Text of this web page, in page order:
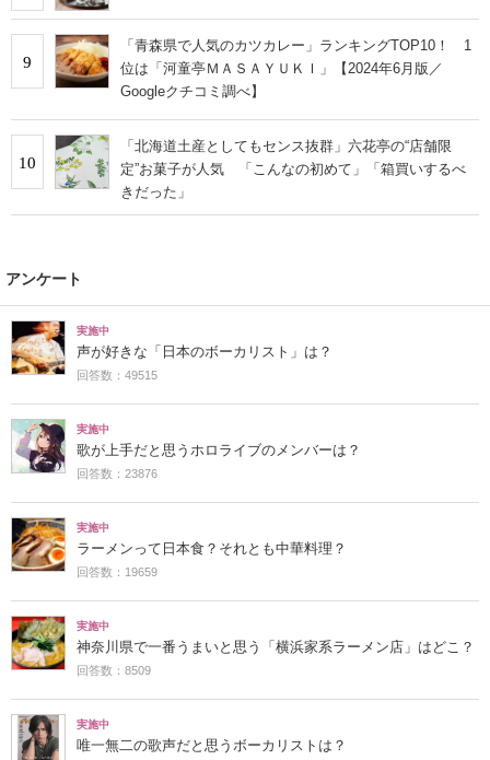
9
「青森県で人気のカツカレー」ランキングTOP10！ 1
位は「河童亭ＭＡＳＡＹＵＫＩ」【2024年6月版／
Googleクチコミ調べ】
10
「北海道土産としてもセンス抜群」六花亭の“店舗限
定”お菓子が人気 「こんなの初めて」「箱買いするべ
きだった」
アンケート
実施中
声が好きな「日本のボーカリスト」は？
回答数：49515
実施中
歌が上手だと思うホロライブのメンバーは？
回答数：23876
実施中
ラーメンって日本食？それとも中華料理？
回答数：19659
実施中
神奈川県で一番うまいと思う「横浜家系ラーメン店」はどこ？
回答数：8509
実施中
唯一無二の歌声だと思うボーカリストは？